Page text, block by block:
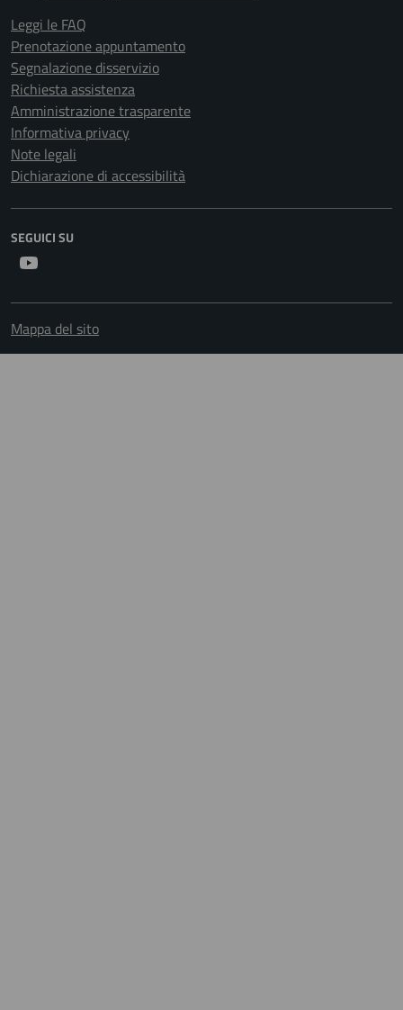
Leggi le FAQ
Prenotazione appuntamento
Segnalazione disservizio
Richiesta assistenza
Amministrazione trasparente
Informativa privacy
Note legali
Dichiarazione di accessibilità
SEGUICI SU
Mappa del sito